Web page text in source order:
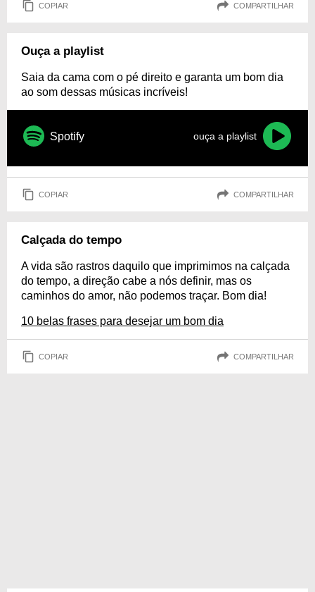
COPIAR COMPARTILHAR
Ouça a playlist
Saia da cama com o pé direito e garanta um bom dia
ao som dessas músicas incríveis!
Spotify ouça a playlist
COPIAR COMPARTILHAR
Calçada do tempo
A vida são rastros daquilo que imprimimos na calçada
do tempo, a direção cabe a nós definir, mas os
caminhos do amor, não podemos traçar. Bom dia!
10 belas frases para desejar um bom dia
COPIAR COMPARTILHAR